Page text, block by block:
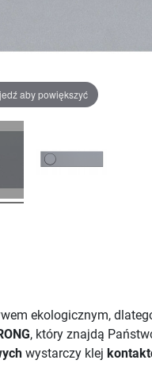
aby powiększyć
ekologicznym,
, który znajdą
wystarczy klej